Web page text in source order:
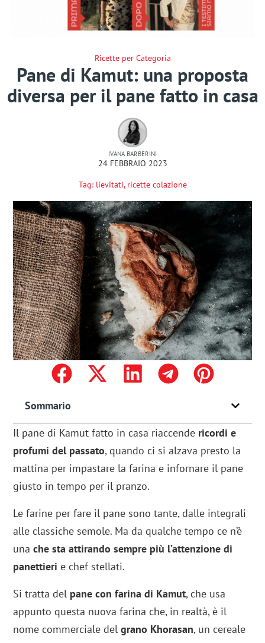
Ricette per Categoria
Pane di Kamut: una proposta
diversa per il pane fatto in casa
IVANA BARBERINI
24 FEBBRAIO 2023
Tag: lievitati, ricette colazione
Sommario
Il pane di Kamut fatto in casa riaccende ricordi e
profumi del passato, quando ci si alzava presto la
mattina per impastare la farina e infornare il pane
giusto in tempo per il pranzo.
Le farine per fare il pane sono tante, dalle integrali
alle classiche semole. Ma da qualche tempo ce n’è
unache sta attirando sempre più l’attenzione di
panettieri e chef stellati.
Si tratta del pane con farina di Kamut, che usa
appunto questa nuova farina che, in realtà, è il
nome commerciale delgrano Khorasan, un cereale